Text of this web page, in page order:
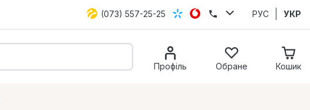
(073) 557-25-25 РУС УКР
Профіль Обране Кошик